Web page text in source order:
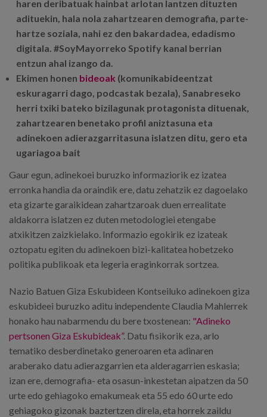
haren deribatuak hainbat arlotan lantzen dituzten
adituekin, hala nola zahartzearen demografia, parte-
hartze soziala, nahi ez den bakardadea, edadismo
digitala. #SoyMayorreko Spotify kanal berrian
entzun ahal izango da.
Ekimen honen bideoak (komunikabideentzat
eskuragarri dago, podcastak bezala), Sanabreseko
herri txiki bateko bizilagunak protagonista dituenak,
zahartzearen benetako profil aniztasuna eta
adinekoen adierazgarritasuna islatzen ditu, gero eta
ugariagoa bait
Gaur egun, adinekoei buruzko informaziorik ez izatea
erronka handia da oraindik ere, datu zehatzik ez dagoelako
eta gizarte garaikidean zahartzaroak duen errealitate
aldakorra islatzen ez duten metodologiei etengabe
atxikitzen zaizkielako. Informazio egokirik ez izateak
oztopatu egiten du adinekoen bizi-kalitatea hobetzeko
politika publikoak eta legeria eraginkorrak sortzea.
Nazio Batuen Giza Eskubideen Kontseiluko adinekoen giza
eskubideei buruzko aditu independente Claudia Mahlerrek
honako hau nabarmendu du bere txostenean: "Adineko
pertsonen Giza Eskubideak”. Datu fisikorik eza, arlo
tematiko desberdinetako generoaren eta adinaren
araberako datu adierazgarrien eta alderagarrien eskasia;
izan ere, demografia- eta osasun-inkestetan aipatzen da 50
urte edo gehiagoko emakumeak eta 55 edo 60 urte edo
gehiagoko gizonak baztertzen direla, eta horrek zaildu